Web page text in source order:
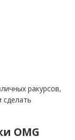
ракурсов,
сделать
OMG